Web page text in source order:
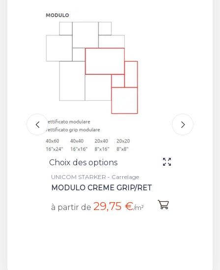
Choix des options
UNICOM STARKER - Carrelage
MODULO CREME NAT/RET
à partir de 23,90 €